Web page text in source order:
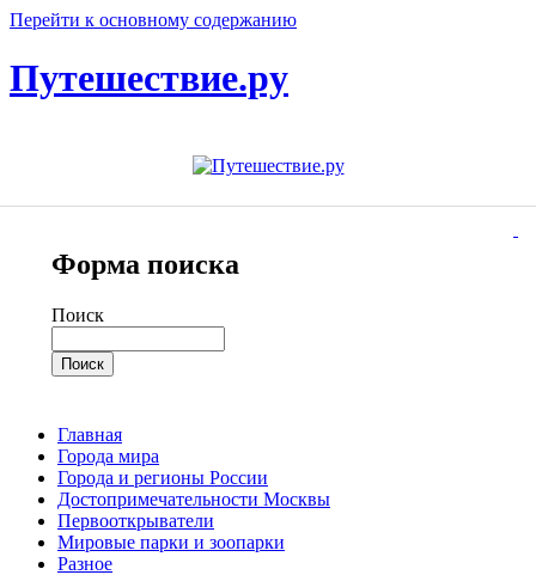
Перейти к основному содержанию
Путешествие.ру
Форма поиска
Поиск
Главная
Города мира
Города и регионы России
Достопримечательности Москвы
Первооткрыватели
Мировые парки и зоопарки
Разное